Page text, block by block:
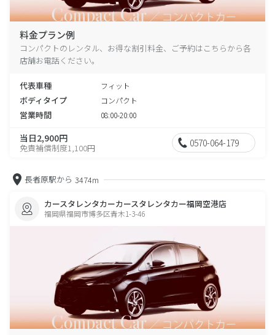
料金プラン例
コンパクトのレンタル、お得な割引料金、ご予約はこちらから各
店舗お電話ください。
代表車種 フィット
ボディタイプ コンパクト
営業時間 08:00-20:00
当日2,900円
免責補償制度1,100円 0570-064-179
長者原駅から 3474m
カースタレンタカーカースタレンタカー福岡空港店
福岡県福岡市博多区青木1-3-46